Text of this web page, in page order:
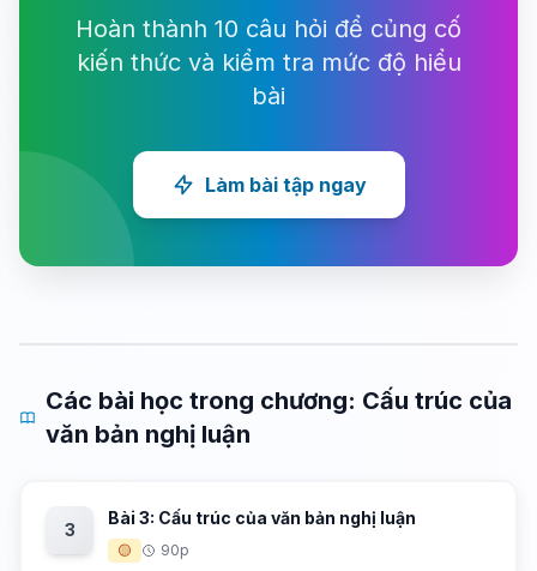
Hoàn thành 10 câu hỏi để củng cố
kiến thức và kiểm tra mức độ hiểu
bài
Làm bài tập ngay
Các bài học trong chương: Cấu trúc của
văn bản nghị luận
3
Bài 3: Cấu trúc của văn bản nghị luận
🟡 90p